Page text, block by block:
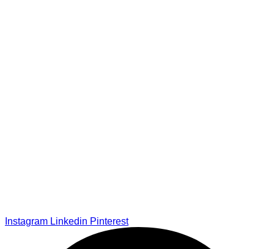
Instagram Linkedin Pinterest